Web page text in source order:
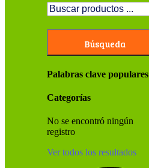
Búsqueda
Palabras clave populares
Categorías
No se encontró ningún
registro
Ver todos los resultados